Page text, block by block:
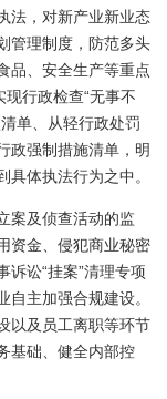
法，对新产业新业态
管理制度，防范多头
品、安全生产等重点
行政检查“无事不
单、从轻行政处罚
政强制措施清单，明
体执法行为之中。
案及侦查活动的监
资金、侵犯商业秘密
诉讼“挂案”清理专项
主加强合规建设。
以及员工离职等环节
基础、健全内部控